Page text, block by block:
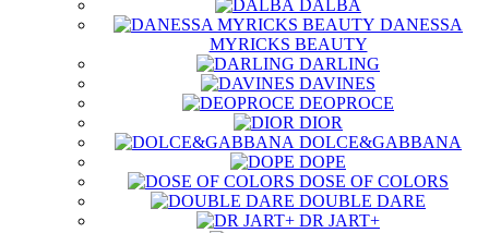
DALBA
DANESSA
MYRICKS BEAUTY
DARLING
DAVINES
DEOPROCE
DIOR
DOLCE&GABBANA
DOPE
DOSE OF COLORS
DOUBLE DARE
DR JART+